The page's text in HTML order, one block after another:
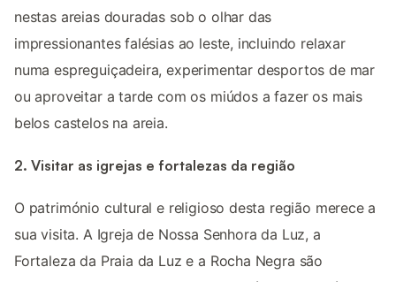
nestas areias douradas sob o olhar das
impressionantes falésias ao leste, incluindo relaxar
numa espreguiçadeira, experimentar desportos de mar
ou aproveitar a tarde com os miúdos a fazer os mais
belos castelos na areia.
2. Visitar as igrejas e fortalezas da região
O património cultural e religioso desta região merece a
sua visita. A Igreja de Nossa Senhora da Luz, a
Fortaleza da Praia da Luz e a Rocha Negra são